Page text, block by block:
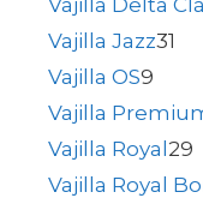
Vajilla Jazz31
Vajilla OS9
Vajilla
Vajilla Royal29
Vajilla Royal